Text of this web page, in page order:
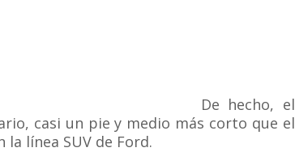
De hecho, el
casi un pie y medio más corto que el
la línea SUV de Ford.